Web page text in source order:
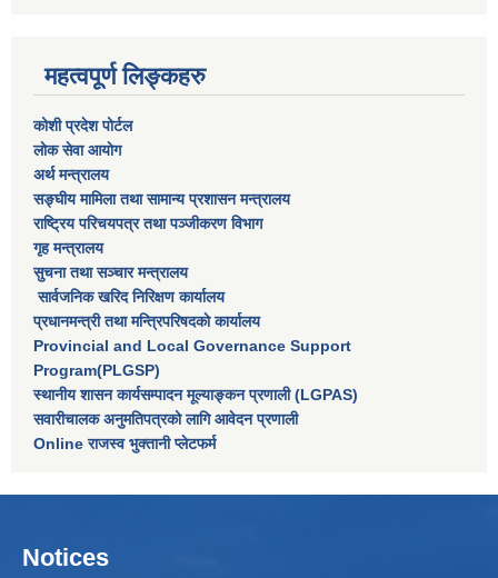
महत्वपूर्ण लिङ्कहरु
कोशी प्रदेश पोर्टल
लाेक सेवा आयाेग
अर्थ मन्त्रालय
सङ्घीय मामिला तथा सामान्य प्रशासन मन्त्रालय
राष्‍ट्रिय परिचयपत्र तथा पञ्‍जीकरण विभाग
गृह मन्त्रालय
सुचना तथा सञ्चार मन्त्रालय
सार्वजनिक खरिद निरिक्षण कार्यालय
प्रधानमन्त्री तथा मन्त्रिपरिषदकाे कार्यालय
Provincial and Local Governance Support
Program(PLGSP)
स्थानीय शासन कार्यसम्पादन मूल्याङ्कन प्रणाली (LGPAS)
सवारीचालक अनुमतिपत्रको लागि आवेदन प्रणाली
Online राजस्व भुक्तानी प्लेटफर्म
Notices